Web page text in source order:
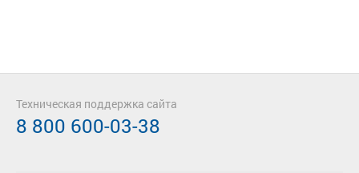
Техническая поддержка сайта
8 800 600-03-38